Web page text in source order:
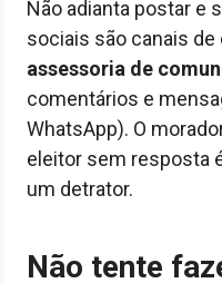
Não adianta postar e
sociais são canais de
assessoria de
comentários e
WhatsApp). O
eleitor sem resposta
um detrator.
Não tente